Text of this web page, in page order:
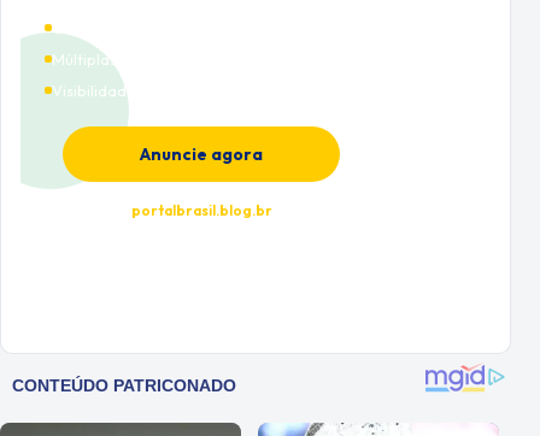
Cobertura nacional
Múltiplas categorias
Visibilidade premium
Anuncie agora
portalbrasil.blog.br